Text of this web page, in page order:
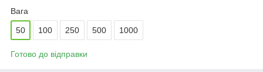
Вага
50 100 250 500 1000
Готово до відправки